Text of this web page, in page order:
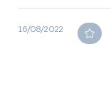
16/08/2022